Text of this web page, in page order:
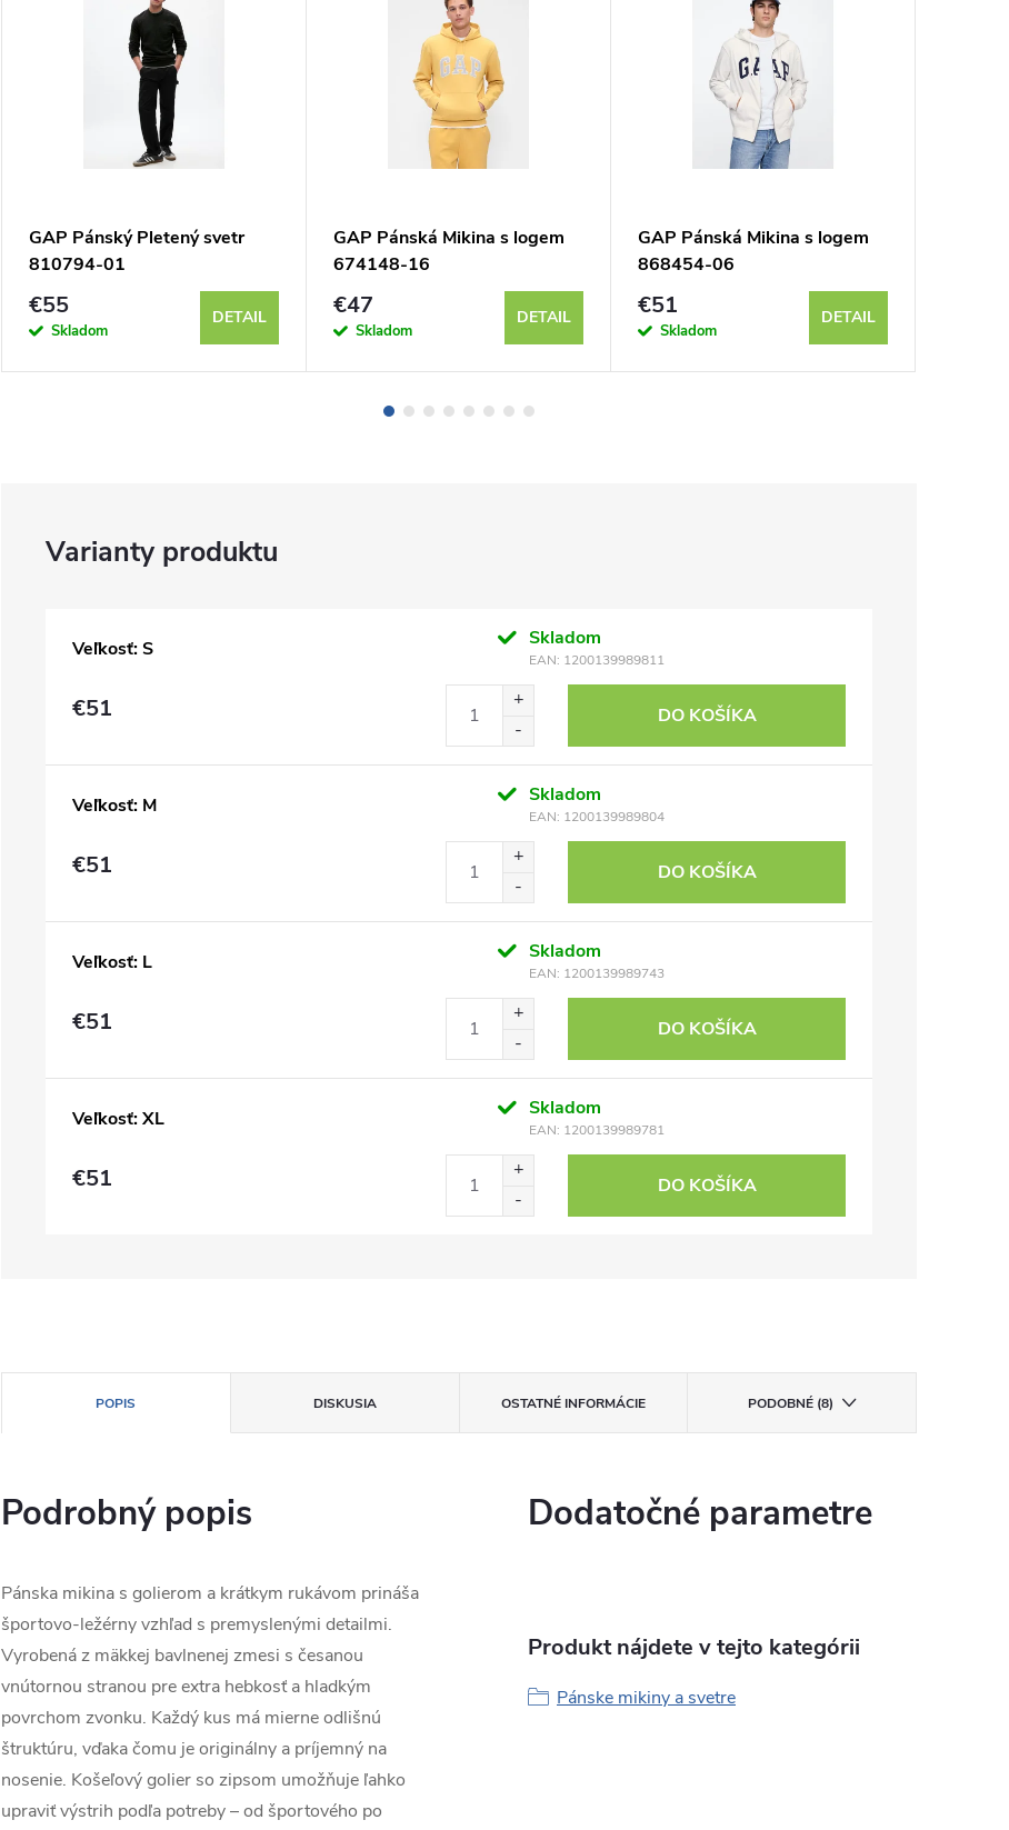
Veľkosť: S Skladom
EAN: 1200139989811
€51 DO KOŠÍKA
Veľkosť: M Skladom
EAN: 1200139989804
€51 DO KOŠÍKA
Veľkosť: L Skladom
EAN: 1200139989743
€51 DO KOŠÍKA
Veľkosť: XL Skladom
EAN: 1200139989781
€51 DO KOŠÍKA
POPIS DISKUSIA OSTATNÉ INFORMÁCIE PODOBNÉ (8)
Podrobný popis
Pánska mikina s golierom a krátkym rukávom prináša
športovo-ležérny vzhľad s premyslenými detailmi.
Vyrobená z mäkkej bavlnenej zmesi s česanou
vnútornou stranou pre extra hebkosť a hladkým
povrchom zvonku. Každý kus má mierne odlišnú
štruktúru, vďaka čomu je originálny a príjemný na
nosenie. Košeľový golier so zipsom umožňuje ľahko
upraviť výstrih podľa potreby – od športového po
Dodatočné parametre
Produkt nájdete v tejto kategórii
Pánske mikiny a svetre
GAP Pánský Pletený svetr
810794-01
€55
Skladom
DETAIL
GAP Pánská Mikina s logem
674148-16
€47
Skladom
DETAIL
GAP Pánská Mikina s logem
868454-06
€51
Skladom
DETAIL